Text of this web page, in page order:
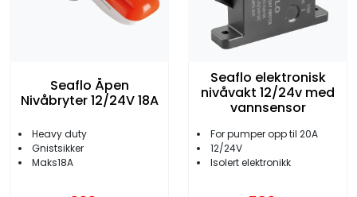
Seaflo Åpen
Nivåbryter 12/24V 18A
Heavy duty
Gnistsikker
Maks18A
Seaflo elektronisk
nivåvakt 12/24v med
vannsensor
For pumper opp til 20A
12/24V
Isolert elektronikk